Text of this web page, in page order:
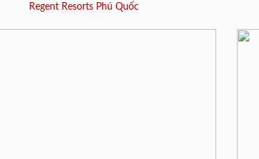
Regent Resorts Phú Quốc